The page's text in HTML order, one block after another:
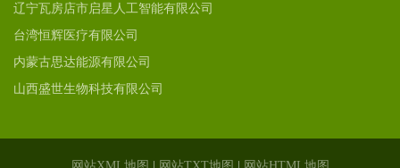
辽宁瓦房店市启星人工智能有限公司
台湾恒辉医疗有限公司
内蒙古思达能源有限公司
山西盛世生物科技有限公司